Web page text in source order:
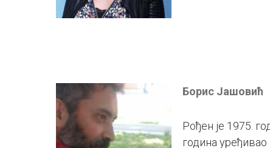
Борис Јашовић
Рођен је 1975.
година уређивао